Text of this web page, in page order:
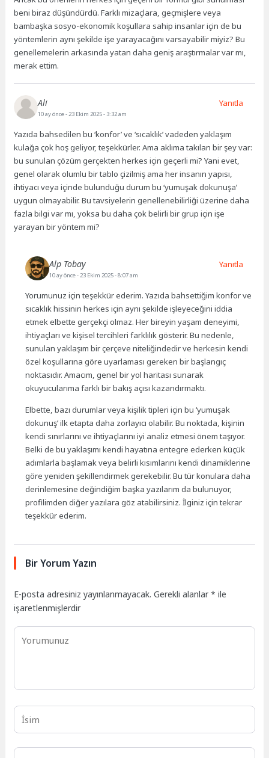
beni biraz düşündürdü. Farklı mizaçlara, geçmişlere veya
bambaşka sosyo-ekonomik koşullara sahip insanlar için de bu
yöntemlerin aynı şekilde işe yarayacağını varsayabilir miyiz? Bu
genellemelerin arkasında yatan daha geniş araştırmalar var mı,
merak ettim.
Ali
10 ay önce- 23 Ekim 2025 - 3:32 am
Yazıda bahsedilen bu ‘konfor’ ve ‘sıcaklık’ vadeden yaklaşım
kulağa çok hoş geliyor, teşekkürler. Ama aklıma takılan bir şey var:
bu sunulan çözüm gerçekten herkes için geçerli mi? Yani evet,
genel olarak olumlu bir tablo çizilmiş ama her insanın yapısı,
ihtiyacı veya içinde bulunduğu durum bu ‘yumuşak dokunuşa’
uygun olmayabilir. Bu tavsiyelerin genellenebilirliği üzerine daha
fazla bilgi var mı, yoksa bu daha çok belirli bir grup için işe
yarayan bir yöntem mi?
Yanıtla
Alp Tobay
10 ay önce- 23 Ekim 2025 - 8:07 am
Yorumunuz için teşekkür ederim. Yazıda bahsettiğim konfor ve
sıcaklık hissinin herkes için aynı şekilde işleyeceğini iddia
etmek elbette gerçekçi olmaz. Her bireyin yaşam deneyimi,
ihtiyaçları ve kişisel tercihleri farklılık gösterir. Bu nedenle,
sunulan yaklaşım bir çerçeve niteliğindedir ve herkesin kendi
özel koşullarına göre uyarlaması gereken bir başlangıç
noktasıdır. Amacım, genel bir yol haritası sunarak
okuyucularıma farklı bir bakış açısı kazandırmaktı.
Elbette, bazı durumlar veya kişilik tipleri için bu ‘yumuşak
dokunuş’ ilk etapta daha zorlayıcı olabilir. Bu noktada, kişinin
kendi sınırlarını ve ihtiyaçlarını iyi analiz etmesi önem taşıyor.
Belki de bu yaklaşımı kendi hayatına entegre ederken küçük
adımlarla başlamak veya belirli kısımlarını kendi dinamiklerine
göre yeniden şekillendirmek gerekebilir. Bu tür konulara daha
derinlemesine değindiğim başka yazılarım da bulunuyor,
profilimden diğer yazılara göz atabilirsiniz. İlginiz için tekrar
teşekkür ederim.
Yanıtla
Bir Yorum Yazın
E-posta adresiniz yayınlanmayacak. Gerekli alanlar* ile
işaretlenmişlerdir